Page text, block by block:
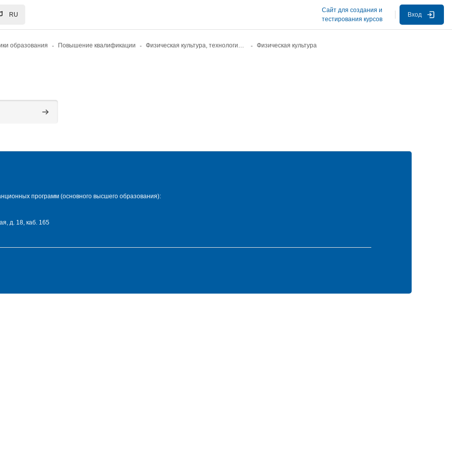
RU
Сайт для создания и
тестирования курсов
Вход
образования Повышение квалификации Физическая культура, технология и охрана труда Физическая культура
Поиск курса
программ (основного высшего образования):
д. 18, каб. 165